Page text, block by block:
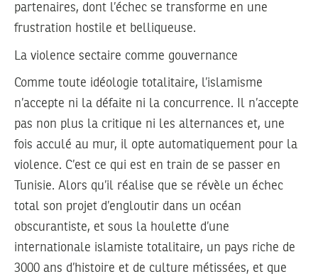
partenaires, dont l’échec se transforme en une
frustration hostile et belliqueuse.
La violence sectaire comme gouvernance
Comme toute idéologie totalitaire, l’islamisme
n’accepte ni la défaite ni la concurrence. Il n’accepte
pas non plus la critique ni les alternances et, une
fois acculé au mur, il opte automatiquement pour la
violence. C’est ce qui est en train de se passer en
Tunisie. Alors qu’il réalise que se révèle un échec
total son projet d’engloutir dans un océan
obscurantiste, et sous la houlette d’une
internationale islamiste totalitaire, un pays riche de
3000 ans d’histoire et de culture métissées, et que